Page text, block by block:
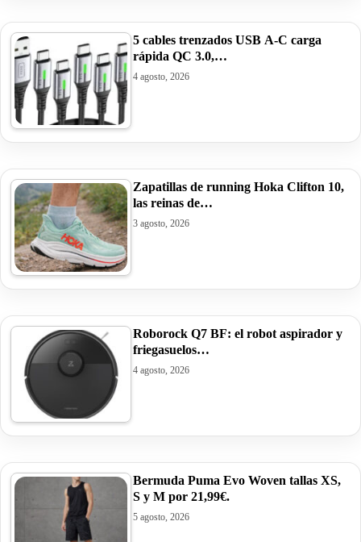
5 cables trenzados USB A-C carga
rápida QC 3.0,…
4 agosto, 2026
Zapatillas de running Hoka Clifton 10,
las reinas de…
3 agosto, 2026
Roborock Q7 BF: el robot aspirador y
friegasuelos…
4 agosto, 2026
Bermuda Puma Evo Woven tallas XS,
S y M por 21,99€.
5 agosto, 2026